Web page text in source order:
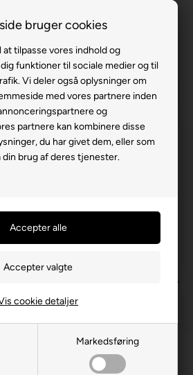
bruger cookies
tilpasse vores indhold og
funktioner til sociale medier og til
Vi deler også oplysninger om
med vores partnere inden
og
partnere kan kombinere disse
du har givet dem, eller som
din brug af deres tjenester.
Markedsføring
cookie detaljer